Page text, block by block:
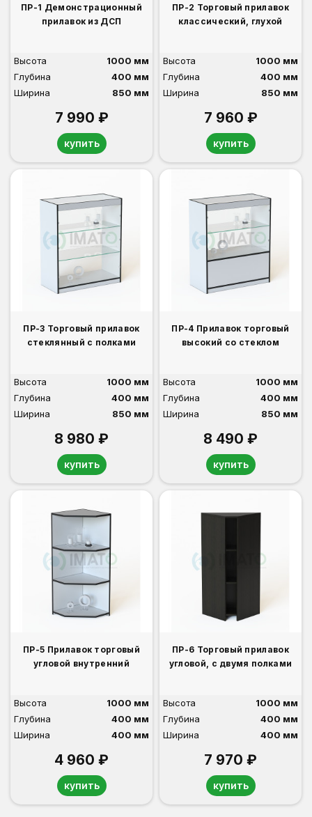
ПР-1 Демонстрационный
прилавок из ДСП
Высота
1000 мм
Глубина
400 мм
Ширина
850 мм
7 990 ₽
купить
ПР-2 Торговый прилавок
классический, глухой
Высота
1000 мм
Глубина
400 мм
Ширина
850 мм
7 960 ₽
купить
ПР-3 Торговый прилавок
стеклянный с полками
Высота
1000 мм
Глубина
400 мм
Ширина
850 мм
8 980 ₽
купить
ПР-4 Прилавок торговый
высокий со стеклом
Высота
1000 мм
Глубина
400 мм
Ширина
850 мм
8 490 ₽
купить
ПР-5 Прилавок торговый
угловой внутренний
Высота
1000 мм
Глубина
400 мм
Ширина
400 мм
4 960 ₽
купить
ПР-6 Торговый прилавок
угловой, с двумя полками
Высота
1000 мм
Глубина
400 мм
Ширина
400 мм
7 970 ₽
купить